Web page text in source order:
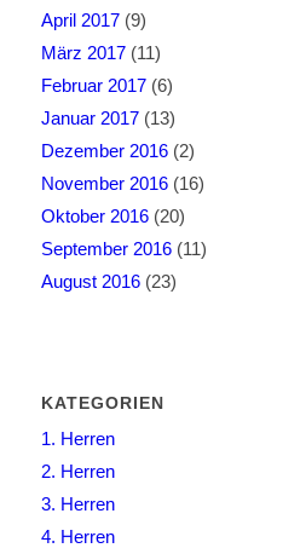
April 2017(9)
März 2017(11)
Februar 2017(6)
Januar 2017(13)
Dezember 2016(2)
November 2016(16)
Oktober 2016(20)
September 2016(11)
August 2016(23)
KATEGORIEN
1. Herren
2. Herren
3. Herren
4. Herren